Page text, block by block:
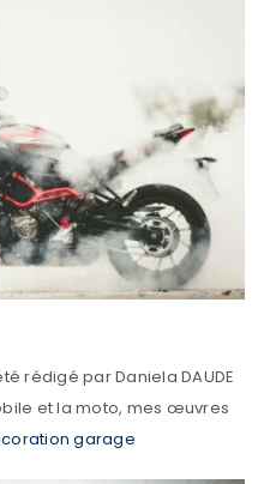
rédigé par Daniela DAUDE
et la moto, mes œuvres
garage